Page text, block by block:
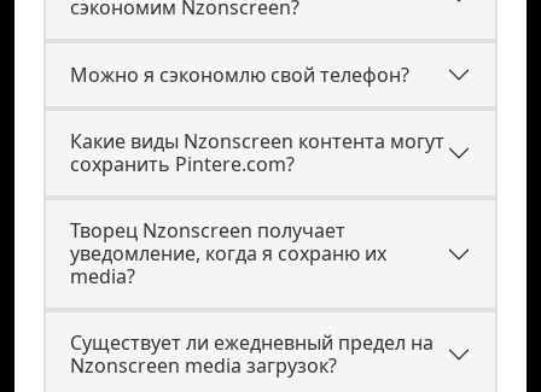
сэкономим Nzonscreen?
Можно я сэкономлю свой телефон?
Какие виды Nzonscreen контента могут
сохранить Pintere.com?
Творец Nzonscreen получает
уведомление, когда я сохраню их
media?
Существует ли ежедневный предел на
Nzonscreen media загрузок?